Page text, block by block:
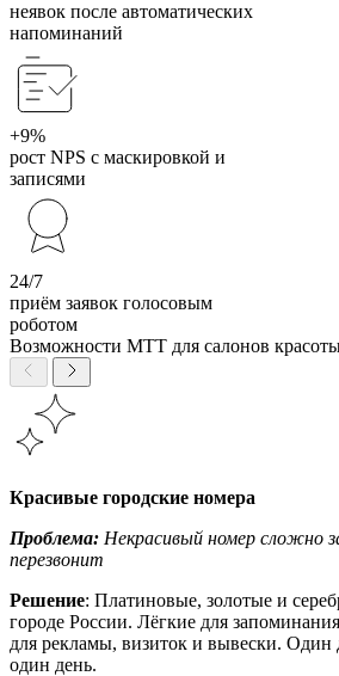
неявок после автоматических
напоминаний
+9%
рост NPS с маскировкой и
записями
24/7
приём заявок голосовым
роботом
Возможности МТТ для салонов
Красивые городские номера
Проблема: Некрасивый номер сложно
перезвонит
Решение: Платиновые, золотые и
городе России. Лёгкие для
для рекламы, визиток и вывески. Один
один день.